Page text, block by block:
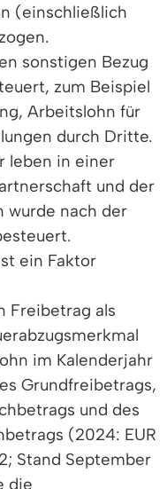
(einschließlich
sonstigen Bezug
zum Beispiel
Arbeitslohn für
durch Dritte.
leben in einer
und der
wurde nach der
ein Faktor
Freibetrag als
im Kalenderjahr
Grundfreibetrags,
und des
(2024: EUR
Stand September
die